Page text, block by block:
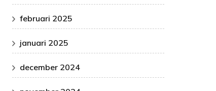
februari 2025
januari 2025
december 2024